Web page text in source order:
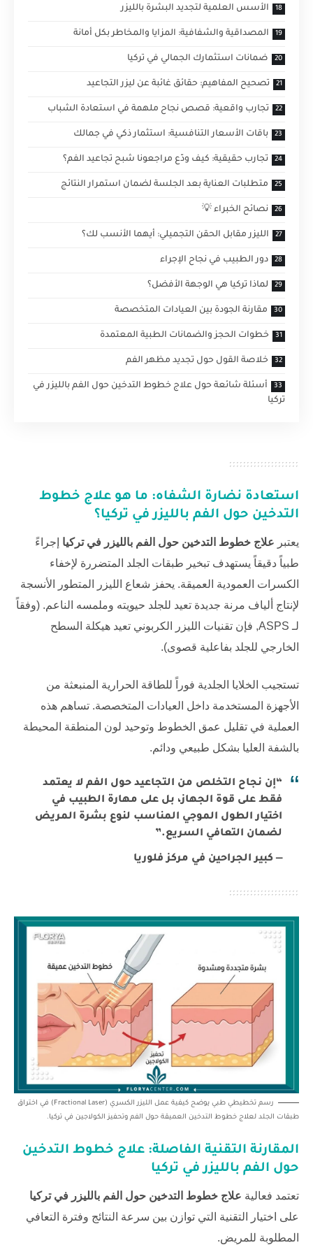
الأسس العلمية لتجديد البشرة بالليزر
المصداقية والشفافية: المزايا والمخاطر بكل أمانة
ضمانات استثمارك الجمالي في تركيا
تصحيح المفاهيم: حقائق غائبة عن ليزر التجاعيد
تجارب واقعية: قصص نجاح ملهمة في استعادة الشباب
باقات الأسعار التنافسية: استثمار ذكي في جمالك
تجارب حقيقية: كيف ودّع مراجعونا شبح تجاعيد الفم؟
متطلبات العناية بعد الجلسة لضمان استمرار النتائج
نصائح الخبراء 💡
الليزر مقابل الحقن التجميلي: أيهما الأنسب لك؟
دور الطبيب في نجاح الإجراء
لماذا تركيا هي الوجهة الأفضل؟
مقارنة الجودة بين العيادات المتخصصة
خطوات الحجز والضمانات الطبية المعتمدة
خلاصة القول حول تجديد مظهر الفم
أسئلة شائعة حول علاج خطوط التدخين حول الفم بالليزر في
تركيا
استعادة نضارة الشفاه: ما هو علاج خطوط
التدخين حول الفم بالليزر في تركيا؟
يعتبر علاج خطوط التدخين حول الفم بالليزر في تركيا إجراءً
طبياً دقيقاً يستهدف تبخير طبقات الجلد المتضررة لإخفاء
الكسرات العمودية العميقة. يحفز شعاع الليزر المتطور الأنسجة
لإنتاج ألياف مرنة جديدة تعيد للجلد حيويته وملمسه الناعم. (وفقاً
لـ ASPS, فإن تقنيات الليزر الكربوني تعيد هيكلة السطح
الخارجي للجلد بفاعلية قصوى).
تستجيب الخلايا الجلدية فوراً للطاقة الحرارية المنبعثة من
الأجهزة المستخدمة داخل العيادات المتخصصة. تساهم هذه
العملية في تقليل عمق الخطوط وتوحيد لون المنطقة المحيطة
بالشفة العليا بشكل طبيعي ودائم.
“إن نجاح التخلص من التجاعيد حول الفم لا يعتمد
فقط على قوة الجهاز، بل على مهارة الطبيب في
اختيار الطول الموجي المناسب لنوع بشرة المريض
لضمان التعافي السريع.”
— كبير الجراحين في مركز فلوريا
رسم تخطيطي طبي يوضح كيفية عمل الليزر الكسري (Fractional Laser) في اختراق
طبقات الجلد لعلاج خطوط التدخين العميقة حول الفم وتحفيز الكولاجين في تركيا.
المقارنة التقنية الفاصلة: علاج خطوط التدخين
حول الفم بالليزر في تركيا
تعتمد فعالية علاج خطوط التدخين حول الفم بالليزر في تركيا
على اختيار التقنية التي توازن بين سرعة النتائج وفترة التعافي
المطلوبة للمريض.